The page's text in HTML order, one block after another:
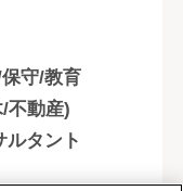
守/教育
不動産)
ルタント